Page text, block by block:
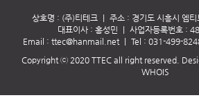
상호명 : (주)티테크 ｜ 주소 : 경기도 시흥시 엠
대표이사 : 홍성민 ｜ 사업자등록번호 :
Email : ttec@hanmail.net｜ Tel : 031-499-
Copyright ⓒ 2020 TTEC all right reserved.
WHOIS